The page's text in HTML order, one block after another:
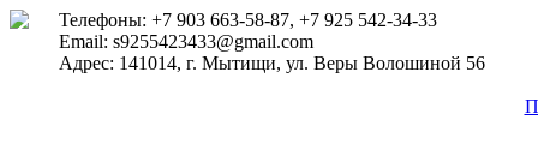
Телефоны: +7 903 663-58-87, +7 925 542-34-33
Email: s9255423433@gmail.com
Адрес: 141014, г. Мытищи, ул. Веры Волошиной 56